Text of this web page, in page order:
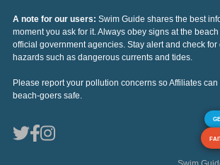
A note for our users: Swim Guide shares the best
moment you ask for it. Always obey signs at the
official government agencies. Stay alert and check for
hazards such as dangerous currents and tides.
Please report your pollution concerns so Affiliates
beach-goers safe.